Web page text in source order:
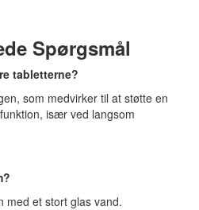
Spørgsmål
tabletterne?
som medvirker til at støtte en
især ved langsom
med et stort glas vand.